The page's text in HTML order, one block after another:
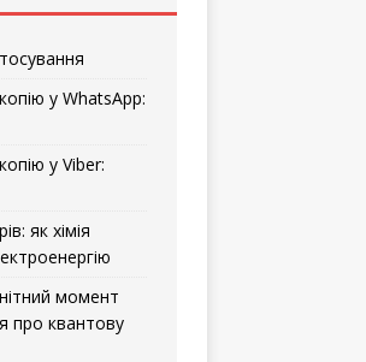
у WhatsApp:
у Viber:
як хімія
момент
про квантову